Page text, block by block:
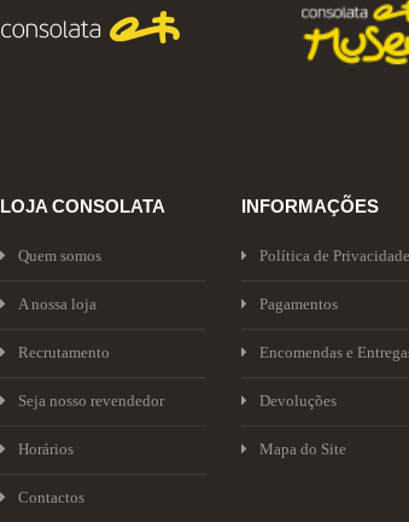
LOJA CONSOLATA
Quem somos
A nossa loja
Recrutamento
Seja nosso revendedor
Horários
Contactos
INFORMAÇÕES
Política de Privacidade
Pagamentos
Encomendas e
Devoluções
Mapa do Site